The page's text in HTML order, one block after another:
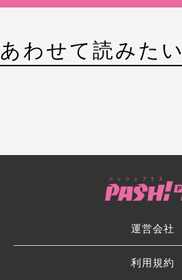
あわせて読みたい
運営会社
利用規約